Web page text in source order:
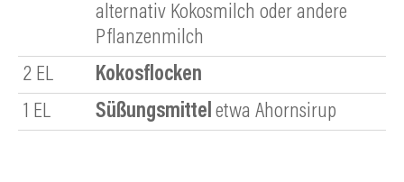
alternativ Kokosmilch oder andere
Pflanzenmilch
2 EL
Kokosflocken
1 EL Süßungsmittel etwa Ahornsirup